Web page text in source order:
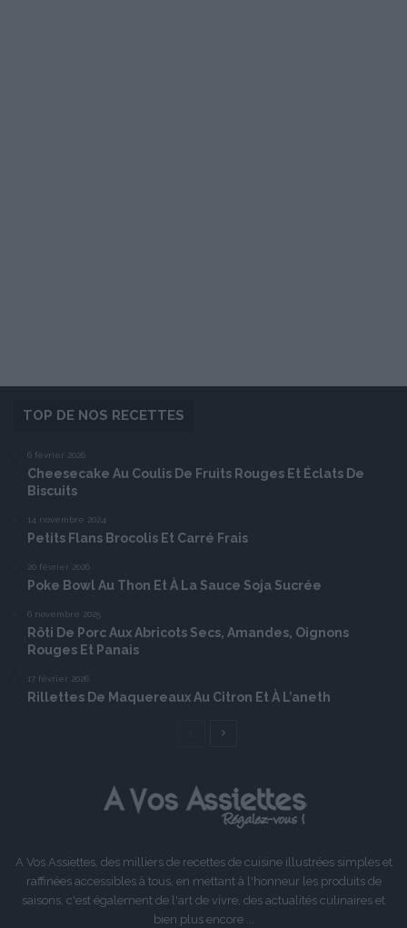
TOP DE NOS RECETTES
6 février 2026
Cheesecake Au Coulis De Fruits Rouges Et Éclats De
Biscuits
14 novembre 2024
Petits Flans Brocolis Et Carré Frais
20 février 2026
Poke Bowl Au Thon Et À La Sauce Soja Sucrée
6 novembre 2025
Rôti De Porc Aux Abricots Secs, Amandes, Oignons
Rouges Et Panais
17 février 2026
Rillettes De Maquereaux Au Citron Et À L’aneth
Page
A Vos Assiettes, des milliers de recettes de cuisine illustrées simples et
raffinées accessibles à tous, en mettant à l'honneur les produits de
saisons, c'est également de l'art de vivre, des actualités culinaires et
bien plus encore ...